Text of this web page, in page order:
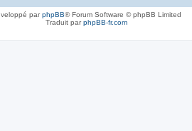
parphpBB® Forum Software © phpBB Limited
Traduit parphpBB-fr.com